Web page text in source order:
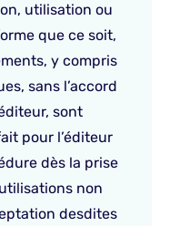
utilisation ou
que ce soit,
y compris
sans l’accord
sont
pour l’éditeur
dès la prise
non
desdites